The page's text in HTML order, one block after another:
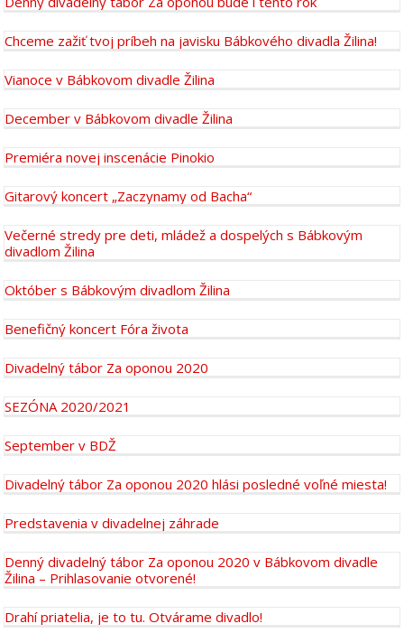
Chceme zažiť tvoj príbeh na javisku Bábkového divadla Žilina!
Vianoce v Bábkovom divadle Žilina
December v Bábkovom divadle Žilina
Premiéra novej inscenácie Pinokio
Gitarový koncert „Zaczynamy od Bacha“
Večerné stredy pre deti, mládež a dospelých s Bábkovým
divadlom Žilina
Október s Bábkovým divadlom Žilina
Benefičný koncert Fóra života
Divadelný tábor Za oponou 2020
SEZÓNA 2020/2021
September v BDŽ
Divadelný tábor Za oponou 2020 hlási posledné voľné miesta!
Predstavenia v divadelnej záhrade
Denný divadelný tábor Za oponou 2020 v Bábkovom divadle
Žilina – Prihlasovanie otvorené!
Drahí priatelia, je to tu. Otvárame divadlo!